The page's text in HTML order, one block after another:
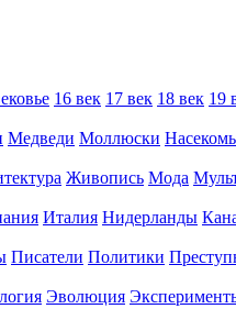
16 век 17 век 18 век 19
Медведи Моллюски
Живопись Мода
Италия Нидерланды
Писатели Политики
Эволюция